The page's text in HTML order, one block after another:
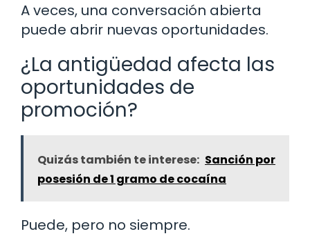
A veces, una conversación abierta
puede abrir nuevas oportunidades.
¿La antigüedad afecta las
oportunidades de
promoción?
Quizás también te interese: Sanción por
posesión de 1 gramo de cocaína
Puede, pero no siempre.